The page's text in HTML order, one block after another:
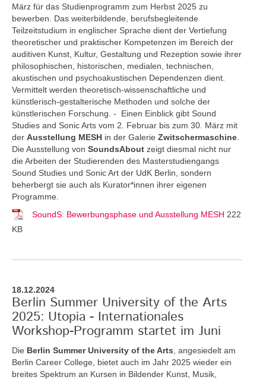
März für das Studienprogramm zum Herbst 2025 zu
bewerben. Das weiterbildende, berufsbegleitende
Teilzeitstudium in englischer Sprache dient der Vertiefung
theoretischer und praktischer Kompetenzen im Bereich der
auditiven Kunst, Kultur, Gestaltung und Rezeption sowie ihrer
philosophischen, historischen, medialen, technischen,
akustischen und psychoakustischen Dependenzen dient.
Vermittelt werden theoretisch-wissenschaftliche und
künstlerisch-gestalterische Methoden und solche der
künstlerischen Forschung. - Einen Einblick gibt Sound
Studies and Sonic Arts vom 2. Februar bis zum 30. März mit
der Ausstellung MESH in der Galerie Zwitschermaschine
Die Ausstellung von SoundsAbout zeigt diesmal nicht nur
die Arbeiten der Studierenden des Masterstudiengangs
Sound Studies und Sonic Art der UdK Berlin, sondern
beherbergt sie auch als Kurator*innen ihrer eigenen
Programme.
SoundS: Bewerbungsphase und Ausstellung MESH 222
KB
18.12.2024
Berlin Summer University of the Arts
2025: Utopia - Internationales
Workshop-Programm startet im Juni
Die Berlin Summer University of the Arts , angesiedelt am
Berlin Career College, bietet auch im Jahr 2025 wieder ein
breites Spektrum an Kursen in Bildender Kunst, Musik,